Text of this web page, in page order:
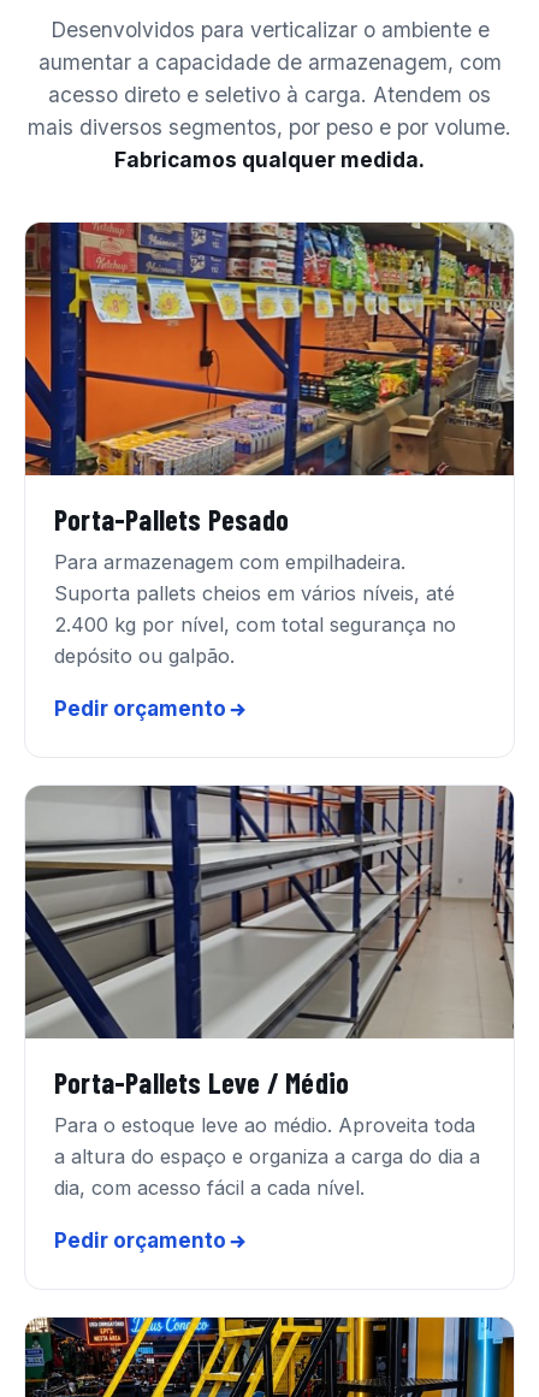
Desenvolvidos para verticalizar o ambiente e
aumentar a capacidade de armazenagem, com
acesso direto e seletivo à carga. Atendem os
mais diversos segmentos, por peso e por volume.
Fabricamos qualquer medida.
Porta-Pallets Pesado
Para armazenagem com empilhadeira.
Suporta pallets cheios em vários níveis, até
2.400 kg por nível, com total segurança no
depósito ou galpão.
Pedir orçamento
Porta-Pallets Leve / Médio
Para o estoque leve ao médio. Aproveita toda
a altura do espaço e organiza a carga do dia a
dia, com acesso fácil a cada nível.
Pedir orçamento